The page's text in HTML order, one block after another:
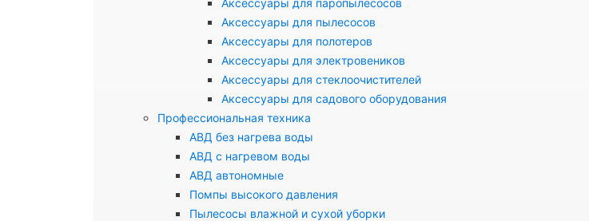
Аксессуары для паропылесосов
Аксессуары для пылесосов
Аксессуары для полотеров
Аксессуары для электровеников
Аксессуары для стеклоочистителей
Аксессуары для садового оборудования
Профессиональная техника
АВД без нагрева воды
АВД с нагревом воды
АВД автономные
Помпы высокого давления
Пылесосы влажной и сухой уборки